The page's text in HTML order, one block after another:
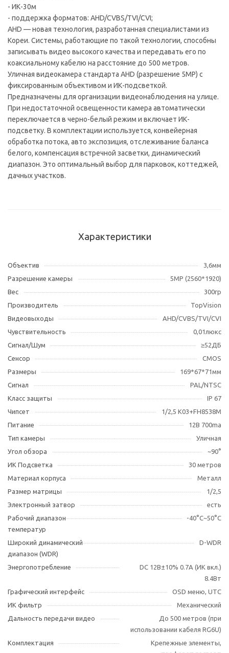
- ИК-30м
- поддержка форматов: AHD/CVBS/TVI/CVI;
AHD — новая технология, разработанная специалистами из
Кореи. Системы, работающие по такой технологии, способны
записывать видео высокого качества и передавать его по
коаксиальному кабелю на расстояние до 500 метров.
Уличная видеокамера стандарта AHD (разрешение 5MP) с
фиксированным объективом и ИК-подсветкой.
Предназначены для организации видеонаблюдения на улице.
При недостаточной освещенности камера автоматически
переключается в черно-белый режим и включает ИК-
подсветку. В комплектации используется, конвейерная
обработка потока, авто экспозиция, отслеживание баланса
белого, компенсация встречной засветки, динамический
диапазон. Это оптимальный выбор для парковок, коттеджей,
дачных участков.
Характеристики
Объектив
3,6мм
Разрешение камеры
5MР (2560*1920)
Вес
300гр
Производитель
TopVision
Видеовыходы
AHD/CVBS/TVI/CVI
Чувствительность
0,01люкс
Сигнал/Шум
≥52ДБ
Сенсор
CMOS
Размеры
169*67*71мм
Сигнал
PAL/NTSC
Класс защиты
IP 67
Чипсет
1/2,5 K03+FH8538M
Питание
12В 700ma
Тип камеры
Уличная
Угол обзора
~90°
ИК Подсветка
30 метров
Материал корпуса
Металл
Размер матрицы
1/2,5
Электронный затвор
есть
Рабочий диапазон
температур
-40°С~50°С
Широкий динамический
диапазон (WDR)
D-WDR
Энергопотребление
DC 12В±10% 0.7А (ИК вкл.)
8.4Вт
Графический интерфейс
OSD меню, UTC
ИК фильтр
Механический
Дальность передачи видео
До 500 метров (при
использовании кабеля RG6U)
Комплектация
Крепежные элементы,